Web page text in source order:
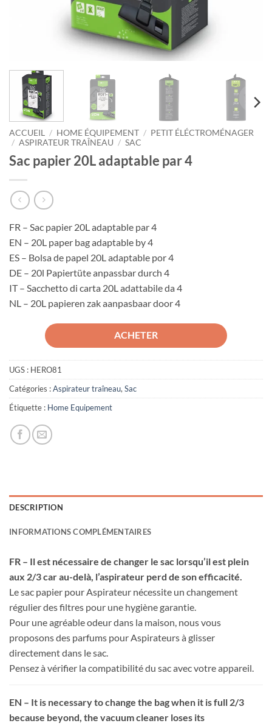
ACCUEIL / HOME ÉQUIPEMENT / PETIT ÉLÉCTROMÉNAGER
/ ASPIRATEUR TRAÎNEAU / SAC
Sac papier 20L adaptable par 4
FR – Sac papier 20L adaptable par 4
EN – 20L paper bag adaptable by 4
ES – Bolsa de papel 20L adaptable por 4
DE – 20l Papiertüte anpassbar durch 4
IT – Sacchetto di carta 20L adattabile da 4
NL – 20L papieren zak aanpasbaar door 4
ACHETER
UGS : HERO81
Catégories :Aspirateur traîneau, Sac
Étiquette : Home Equipement
DESCRIPTION
INFORMATIONS COMPLÉMENTAIRES
FR – Il est nécessaire de changer le sac lorsqu’il est plein
aux 2/3 car au-delà, l’aspirateur perd de son efficacité.
Le sac papier pour Aspirateur nécessite un changement
régulier des filtres pour une hygiène garantie.
Pour une agréable odeur dans la maison, nous vous
proposons des parfums pour Aspirateurs à glisser
directement dans le sac.
Pensez à vérifier la compatibilité du sac avec votre appareil.
EN – It is necessary to change the bag when it is full 2/3
because beyond, the vacuum cleaner loses its